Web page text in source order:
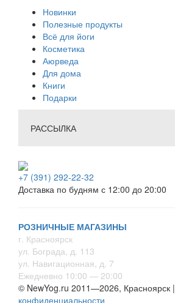
Новинки
Полезные продукты
Всё для йоги
Косметика
Аюрведа
Для дома
Книги
Подарки
РАССЫЛКА
+7 (391) 292-22-32
Доставка по будням с 12:00 до 20:00
РОЗНИЧНЫЕ МАГАЗИНЫ
г. Красноярск
ул. Бограда, д. 113
ул. Навигационная, д. 7
Ежедневно 10:00 — 20:00
© NewYog.ru 2011—2026, Красноярск |
конфиденциальности